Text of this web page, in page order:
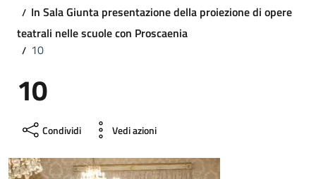
In Sala Giunta presentazione della proiezione di opere
teatrali nelle scuole con Proscaenia
10
10
Condividi Vedi azioni